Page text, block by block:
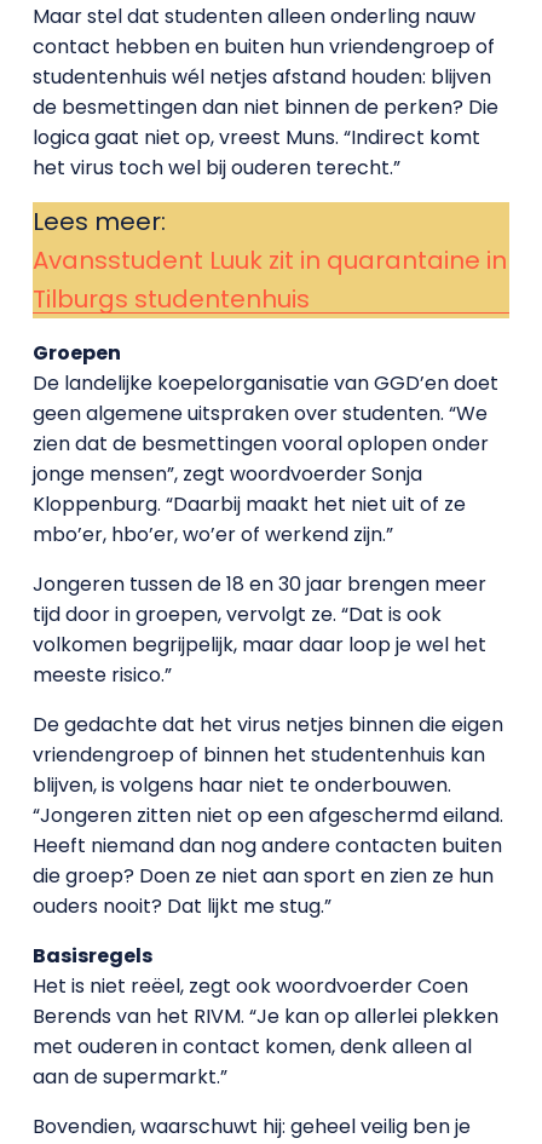
Maar stel dat studenten alleen onderling nauw
contact hebben en buiten hun vriendengroep of
studentenhuis wél netjes afstand houden: blijven
de besmettingen dan niet binnen de perken? Die
logica gaat niet op, vreest Muns. “Indirect komt
het virus toch wel bij ouderen terecht.”
Lees meer:
Avansstudent Luuk zit in quarantaine in
Tilburgs studentenhuis
Groepen
De landelijke koepelorganisatie van GGD’en doet
geen algemene uitspraken over studenten. “We
zien dat de besmettingen vooral oplopen onder
jonge mensen”, zegt woordvoerder Sonja
Kloppenburg. “Daarbij maakt het niet uit of ze
mbo’er, hbo’er, wo’er of werkend zijn.”
Jongeren tussen de 18 en 30 jaar brengen meer
tijd door in groepen, vervolgt ze. “Dat is ook
volkomen begrijpelijk, maar daar loop je wel het
meeste risico.”
De gedachte dat het virus netjes binnen die eigen
vriendengroep of binnen het studentenhuis kan
blijven, is volgens haar niet te onderbouwen.
“Jongeren zitten niet op een afgeschermd eiland.
Heeft niemand dan nog andere contacten buiten
die groep? Doen ze niet aan sport en zien ze hun
ouders nooit? Dat lijkt me stug.”
Basisregels
Het is niet reëel, zegt ook woordvoerder Coen
Berends van het RIVM. “Je kan op allerlei plekken
met ouderen in contact komen, denk alleen al
aan de supermarkt.”
Bovendien, waarschuwt hij: geheel veilig ben je